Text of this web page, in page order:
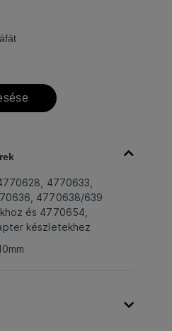
4770633,
4770638/639
és 4770654,
készletekhez